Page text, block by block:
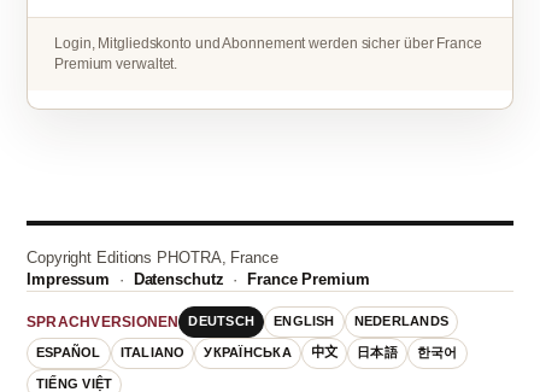
Login, Mitgliedskonto und Abonnement werden sicher über France
Premium verwaltet.
Copyright Editions PHOTRA, France
Impressum · Datenschutz ·France Premium
SPRACHVERSIONEN DEUTSCH ENGLISH NEDERLANDS
ESPAÑOL ITALIANO УКРАЇНСЬКА 中文 日本語 한국어
TIẾNG VIỆT